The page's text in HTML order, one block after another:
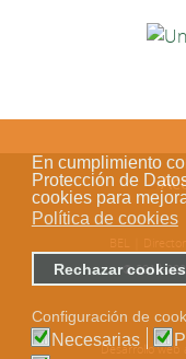
En cumplimiento
Protección de
cookies para
Política de cookies
Rechazar cookies
Configuración de
Necesarias
© 2018-
Desarrollo web